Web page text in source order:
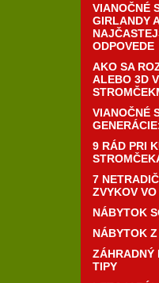
VIANOČNÉ
GIRLANDY
ODPOVEDE
AKO SA
ALEBO 3D
VIANOČNÉ
9 RÁD PRI
7
ZVYKOV VO
NÁBYTOK
NÁBYTOK
ZÁHRADNÝ
TIPY